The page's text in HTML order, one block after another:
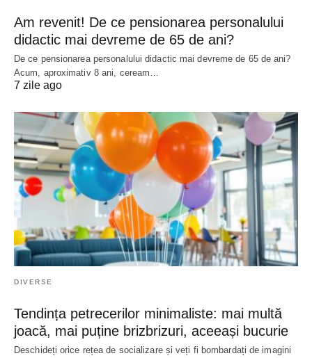
Am revenit! De ce pensionarea personalului
didactic mai devreme de 65 de ani?
De ce pensionarea personalului didactic mai devreme de 65 de ani?
Acum, aproximativ 8 ani, ceream…
7 zile ago
DIVERSE
Tendința petrecerilor minimaliste: mai multă
joacă, mai puține brizbrizuri, aceeași bucurie
Deschideți orice rețea de socializare și veți fi bombardați de imagini